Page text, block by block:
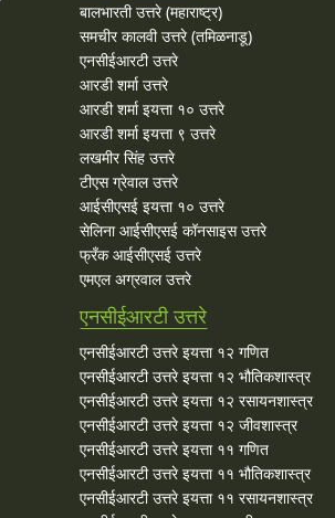
बालभारती उत्तरे (महाराष्ट्र)
समचीर कालवी उत्तरे (तमिळनाडू)
एनसीईआरटी उत्तरे
आरडी शर्मा उत्तरे
आरडी शर्मा इयत्ता १० उत्तरे
आरडी शर्मा इयत्ता ९ उत्तरे
लखमीर सिंह उत्तरे
टीएस ग्रेवाल उत्तरे
आईसीएसई इयत्ता १० उत्तरे
सेलिना आईसीएसई कॉनसाइस उत्तरे
फ्रँक आईसीएसई उत्तरे
एमएल अग्रवाल उत्तरे
एनसीईआरटी उत्तरे
एनसीईआरटी उत्तरे इयत्ता १२ गणित
एनसीईआरटी उत्तरे इयत्ता १२ भौतिकशास्त्र
एनसीईआरटी उत्तरे इयत्ता १२ रसायनशास्त्र
एनसीईआरटी उत्तरे इयत्ता १२ जीवशास्त्र
एनसीईआरटी उत्तरे इयत्ता ११ गणित
एनसीईआरटी उत्तरे इयत्ता ११ भौतिकशास्त्र
एनसीईआरटी उत्तरे इयत्ता ११ रसायनशास्त्र